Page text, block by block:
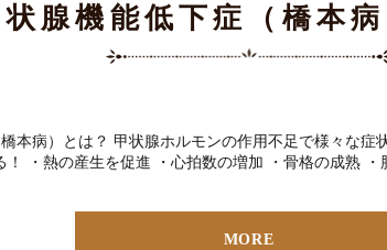
状腺機能低下症（橋本病
本病）とは？ 甲状腺ホルモンの作用不足で様々な症
！ ・熱の産生を促進 ・心拍数の増加 ・骨格の成熟
MORE